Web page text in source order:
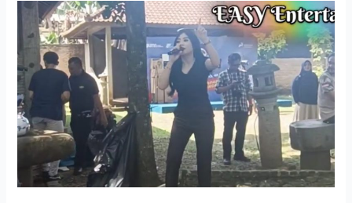
Sewa
Organ
Tunggal
Mancing
di
Kabeda
Depok